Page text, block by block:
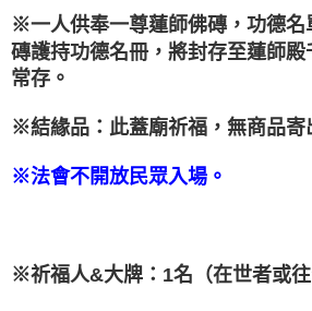
※一人供奉一尊蓮師佛磚，功德名
磚護持功德名冊，將封存至蓮師
常存。
※結緣品： 此蓋廟祈福，無商品寄
※法會不開放民眾入場。
※祈福人&大牌： 1名（在世者或